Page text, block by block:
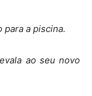
para a piscina.
ao seu novo